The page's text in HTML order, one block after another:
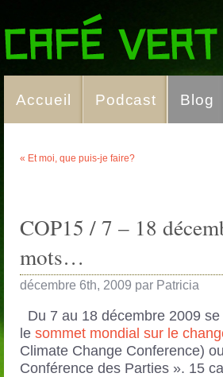
Accueil Podcast Blog
« Et moi, que puis-je faire?
COP15 / 7 – 18
mots…
décembre 6th, 2009 par Patricia
Du 7 au 18 décembre 2009
le sommet mondial sur le
Climate Change Conference)
Conférence des Parties ». 15